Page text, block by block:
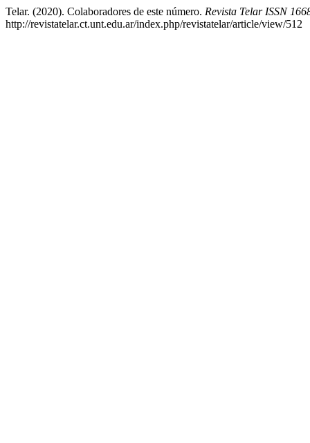
Telar. (2020). Colaboradores de este número. Revista Telar ISSN
http://revistatelar.ct.unt.edu.ar/index.php/revistatelar/article/view/512